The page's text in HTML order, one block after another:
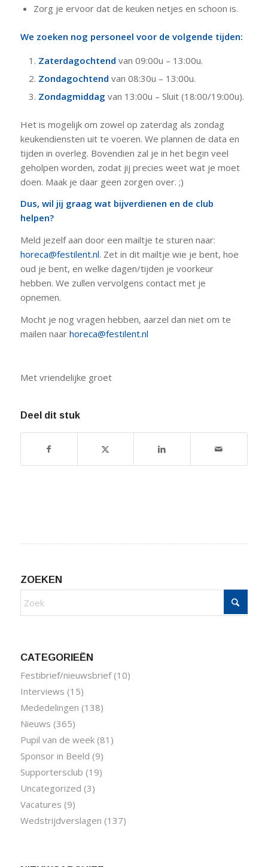
Zorg je ervoor dat de keuken netjes en schoon is.
We zoeken nog personeel voor de volgende tijden:
Zaterdagochtend van 09:00u – 13:00u.
Zondagochtend van 08:30u – 13:00u.
Zondagmiddag van 13:00u – Sluit (18:00/19:00u).
Het is mogelijk om zowel op zaterdag als zondag
keukendiensten uit te voeren. We plannen de data en
tijden in overleg. Bovendien zal je in het begin veel
geholpen worden, zodat jij precies weet wat je moet
doen. Maak je daar geen zorgen over. ;)
Dus, wil jij graag wat bijverdienen en de club
helpen?
Meld jezelf aan door een mailtje te sturen naar:
horeca@festilent.nl. Zet in dit mailtje wie je bent, hoe
oud je bent, en welke dagen/tijden je voorkeur
hebben. We zullen vervolgens contact met je
opnemen.
Mocht je nog vragen hebben, aarzel dan niet om te
mailen naar horeca@festilent.nl
Met vriendelijke groet
Deel dit stuk
ZOEKEN
CATEGORIEËN
Festibrief/nieuwsbrief(10)
Interviews (15)
Mededelingen (138)
Nieuws (365)
Pupil van de week(81)
Sponsor in Beeld (9)
Supportersclub (19)
Uncategorized (3)
Vacatures (9)
Wedstrijdverslagen (137)